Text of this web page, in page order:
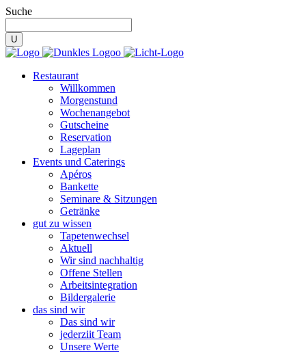
Suche
Restaurant
Willkommen
Morgenstund
Wochenangebot
Gutscheine
Reservation
Lageplan
Events und Caterings
Apéros
Bankette
Seminare & Sitzungen
Getränke
gut zu wissen
Tapetenwechsel
Aktuell
Wir sind nachhaltig
Offene Stellen
Arbeitsintegration
Bildergalerie
das sind wir
Das sind wir
jederziit Team
Unsere Werte